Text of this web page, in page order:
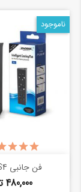
فن جانبی PS4 اسلیم
480,000 تومان
ناموجود
shopping_basket